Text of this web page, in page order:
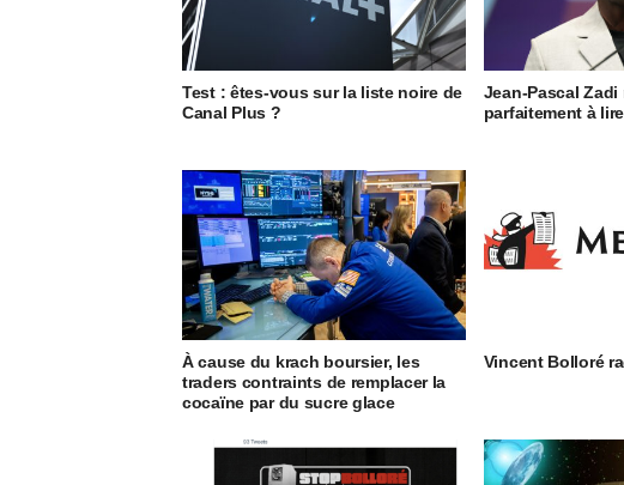
Test : êtes-vous sur la liste noire de
Canal Plus ?
Jean-Pascal Zadi
parfaitement à
À cause du krach boursier, les
traders contraints de remplacer la
cocaïne par du sucre glace
Vincent Bolloré